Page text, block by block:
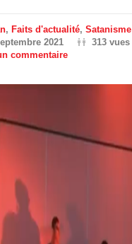
, Faits d'actualité, Satanisme
2021
313 vues
commentaire